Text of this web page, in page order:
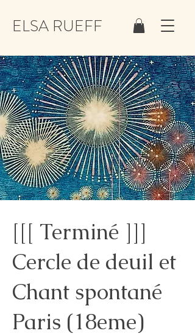
ELSA RUEFF
[[[ Terminé ]]]
Cercle de deuil et
Chant spontané
Paris (18eme)